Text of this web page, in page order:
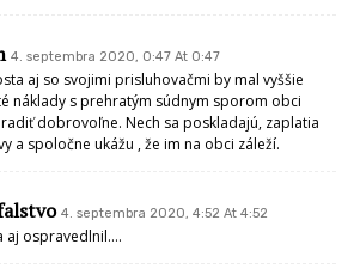
4. septembra 2020, 0:47 At 0:47
aj so svojimi prisluhovačmi by mal vyššie
náklady s prehratým súdnym sporom obci
dobrovoľne. Nech sa poskladajú, zaplatia
a spoločne ukážu , že im na obci záleží.
4. septembra 2020, 4:52 At 4:52
aj ospravedlnil….